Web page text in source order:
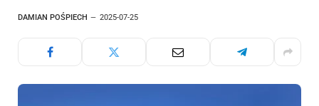
DAMIAN POŚPIECH 2025-07-25